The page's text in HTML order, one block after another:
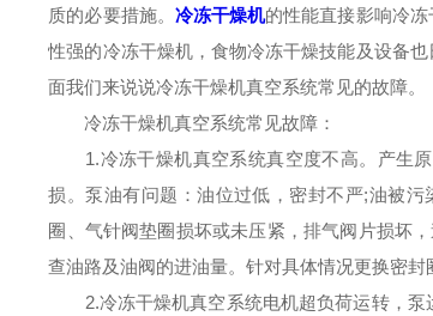
质的必要措施。 冷冻干燥机的性能直接影响冷
性强的冷冻干燥机，食物冷冻干燥技能及设备
面我们来说说冷冻干燥机真空系统常见的故障。
冷冻干燥机真空系统常见故障：
1.冷冻干燥机真空系统真空度不高。产生原
损。泵油有问题：油位过低，密封不严;油被
圈、气针阀垫圈损坏或未压紧，排气阀片损坏
查油路及油阀的进油量。针对具体情况更换密封
2.冷冻干燥机真空系统电机超负荷运转，泵